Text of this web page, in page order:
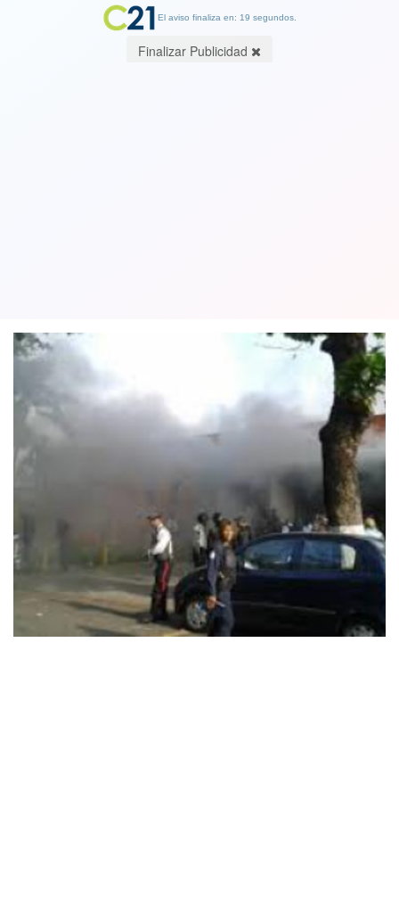
El aviso finaliza en: 19 segundos.
Finalizar Publicidad